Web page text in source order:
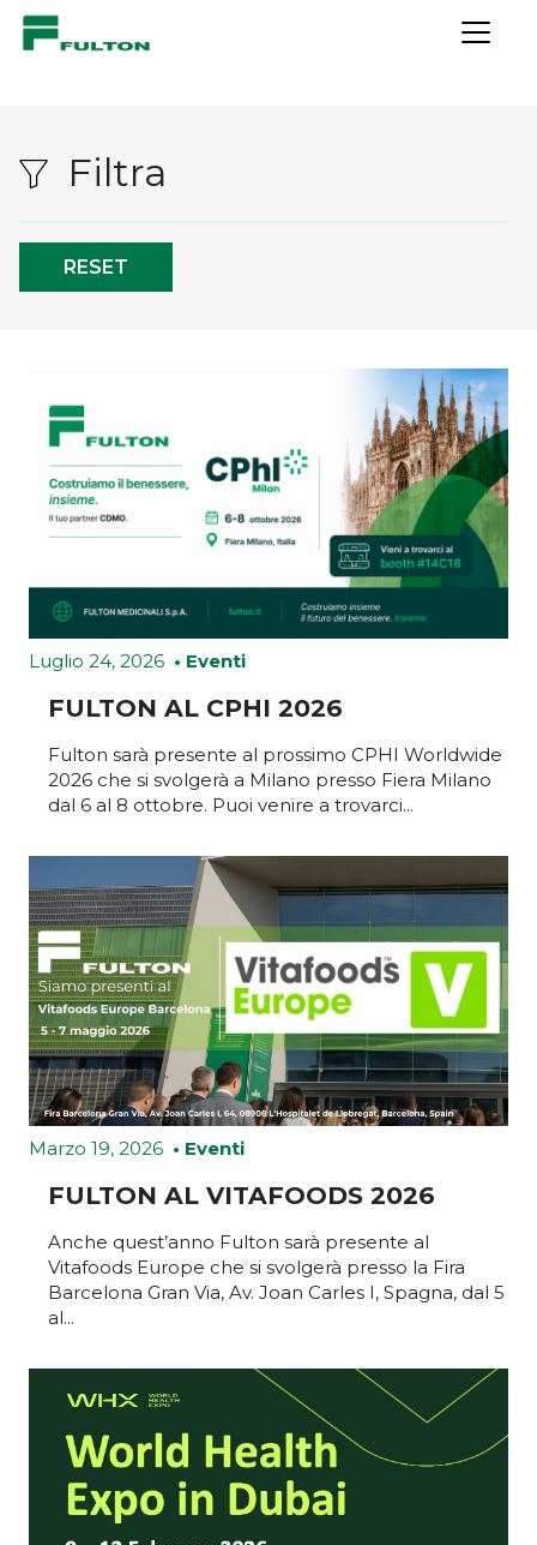
Segnalazioni Whistleblowing
Trattamento dati Whistleblowing
Fornitore
Perchè scegliere Fulton
Perché sviluppare prodotti conto terzi
Ricerca e sviluppo
Offerta produttiva
Farmaci
Integratori alimentari
Dispositivi medici
News
Farmacovigilanza
Filtra
RESET
Luglio 24, 2026 • Eventi
FULTON AL CPHI 2026
Fulton sarà presente al prossimo CPHI Worldwide
2026 che si svolgerà a Milano presso Fiera Milano
dal 6 al 8 ottobre. Puoi venire a trovarci...
Marzo 19, 2026 • Eventi
FULTON AL VITAFOODS 2026
Anche quest’anno Fulton sarà presente al
Vitafoods Europe che si svolgerà presso la Fira
Barcelona Gran Via, Av. Joan Carles I, Spagna, dal 5
al...